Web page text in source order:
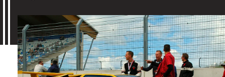
輸入車買取査定依頼
中古車販売・在庫車情報
車検・整備・修理
058-247-7733
タップで電話がかかります
お問い合わせ総合